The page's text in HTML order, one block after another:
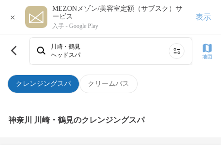
×
MEZONメゾン/美容室定額（サブスク）サ
ービス
入手 - Google Play
表示
クレンジングスパ クリームバス
川崎・鶴見
ヘッドスパ
地図
神奈川 川崎・鶴見のクレンジングスパ